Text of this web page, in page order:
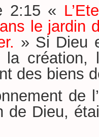
2:15 «
le jardin
» Si Dieu
création,
des biens
de
de Dieu,